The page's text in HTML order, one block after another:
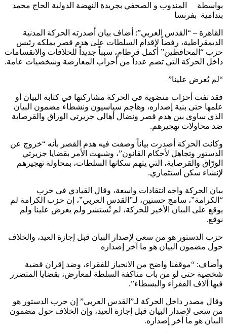
بواسطة المندوب و الصحفي بجريدة النهضة الدولية الحاج محمد
بندامية بفرنسا
القاهرة – “القدس العربي”: أضاف بيان أصدرته الحركة المدنية
الديمقراطية، رفضاً لإقدام السلطات على هدم قصر يملكه رئيس
حزب “المحافظين” أكمل قرطام، سبباً جديداً للخلافات والانقسامات
داخل الحركة التي تضم عدداً من أحزاب المعارضة وشخصيات عامة.
“لم يُعرض علينا”
فقد نفت أحزاب منضوية في الحركة مشاركتها في كتابة البيان أو
علمها حتى بنية إصداره، وهاجم سياسيون ونشطاء مضمون البيان
الذي ساوى بين هدم قصر ونضال أهالي جزيرتي الوراق والقرصاية
ضد محاولات تهجيرهم.
وكانت الحركة أصدرت بياناً وصفت فيه هدم القصر بأنه “خروج عن
الدستور وتجاهل لأحكام القانون”، وشبهت الأمر بقضايا جزيرتي
الورّاق والقرصاية، التي يتهم سكانها السلطات، بمحاولة تهجيرهم
لإنشاء سكن استثماري.
بيان الحركة واجه انتقادات واسعة، وقال القيادي في حزب
“الكرامة”، سامج حسنين، لـ”القدس العربي”، إن حزب الكرامة لم
يوقع على البيان الأخير للحركة، لم نُستشر ولم يعرض علينا ولم
نوقع.
حزب الدستور هو من سعى لإصدار البيان قبل إجازة العيد، والخلاف
حول مضمون البيان هو ما آخر إصداره
وأضاف: “موقفنا واضح من الانحياز للفقراء، وضد إقران قضية
شخصية حتى لو من باب مناكفة السلطة لمعارض، بقضايا المتضرر
فيها آلاف الفقراء والبسطاء”.
وقال مصدر داخل الحركة لـ”القدس العربي” إن حزب الدستور هو
من سعى لإصدار البيان قبل إجازة العيد، وإن الخلاف حول مضمون
البيان هو ما آخر إصداره.